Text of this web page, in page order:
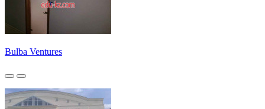
Bulba Ventures